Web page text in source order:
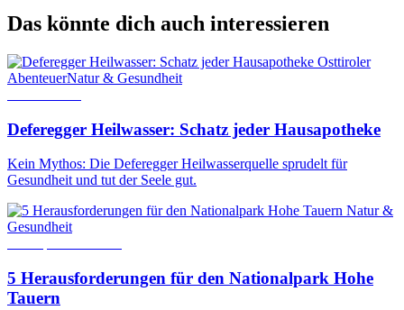
Das könnte dich auch interessieren
Osttiroler
AbenteuerNatur & Gesundheit
Deferegger Heilwasser: Schatz jeder Hausapotheke
Kein Mythos: Die Deferegger Heilwasserquelle sprudelt für
Gesundheit und tut der Seele gut.
Natur &
Gesundheit
5 Herausforderungen für den Nationalpark Hohe
Tauern